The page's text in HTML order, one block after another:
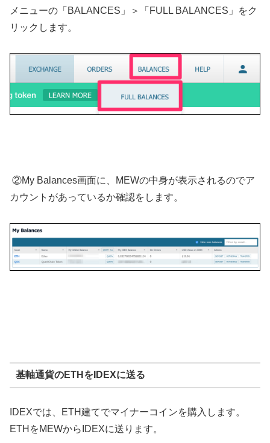
メニューの「BALANCES」＞「FULL BALANCES」をク
リックします。
②My Balances画面に、MEWの中身が表示されるのでア
カウントがあっているか確認をします。
基軸通貨のETHをIDEXに送る
IDEXでは、ETH建てでマイナーコインを購入します。
ETHをMEWからIDEXに送ります。